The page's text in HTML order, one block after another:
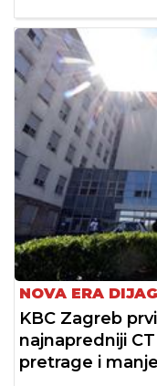
NOVA ERA
KBC Zagreb
najnapredniji
pretrage i